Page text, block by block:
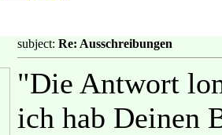
subject: Re: Ausschreibungen
"Die Antwort
ich hab Deinen